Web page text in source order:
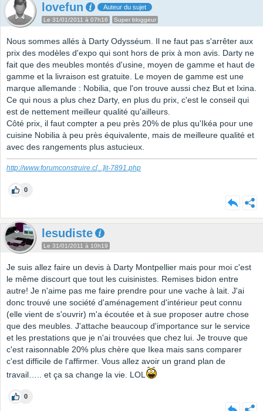
lovefun Auteur du sujet
Le 31/01/2011 à 07h16 Super bloggeur
Nous sommes allés à Darty Odysséum. Il ne faut pas s'arrêter aux
prix des modèles d'expo qui sont hors de prix à mon avis. Darty ne
fait que des meubles montés d'usine, moyen de gamme et haut de
gamme et la livraison est gratuite. Le moyen de gamme est une
marque allemande : Nobilia, que l'on trouve aussi chez But et Ixina.
Ce qui nous a plus chez Darty, en plus du prix, c'est le conseil qui
est de nettement meilleur qualité qu'ailleurs.
Côté prix, il faut compter a peu près 20% de plus qu'Ikéa pour une
cuisine Nobilia à peu près équivalente, mais de meilleure qualité et
avec des rangements plus astucieux.
http://www.forumconstruire.c[...]it-7891.php
0
lesudiste
Le 31/01/2011 à 10h19
Je suis allez faire un devis à Darty Montpellier mais pour moi c'est
le même discourt que tout les cuisinistes. Remises bidon entre
autre! Je n'aime pas me faire prendre pour une vache à lait. J'ai
donc trouvé une société d'aménagement d'intérieur peut connu
(elle vient de s'ouvrir) m'a écoutée et à sue proposer autre chose
que des meubles. J'attache beaucoup d'importance sur le service
et les prestations que je n'ai trouvées que chez lui. Je trouve que
c'est raisonnable 20% plus chère que Ikea mais sans comparer
c'est difficile de l'affirmer. Vous allez avoir un grand plan de
travail….. et ça sa change la vie. LOL
0